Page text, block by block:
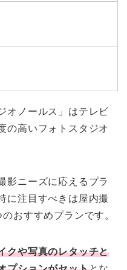
オノールス」はテレビ
の高いフォトスタジオ
影ニーズに応えるプラ
に注目すべきは屋内撮
おすすめプランです。
クや写真のレタッチと